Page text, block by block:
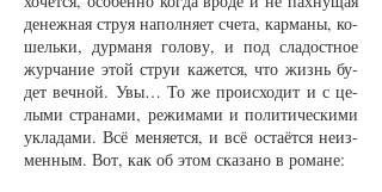
де­неж­ная струя на­пол­ня­ет сче­та, кар­ма­ны, ко­
шель­ки, дур­ма­ня го­ло­ву, и под сла­дост­ное
жур­ча­ние этой струи ка­жет­ся, что жизнь бу­
дет веч­ной. Увы… То же про­ис­хо­дит и с це­
лы­ми стра­на­ми, ре­жи­ма­ми и по­ли­ти­чес­ки­ми
укла­да­ми. Всё ме­ня­ет­ся, и всё ос­та­ёт­ся не­из­
мен­ным. Вот, как об этом ска­за­но в ро­ма­не: